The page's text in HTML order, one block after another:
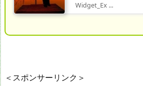
Widget_Ex ...
＜スポンサーリンク＞